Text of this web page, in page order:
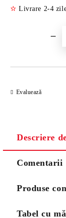
✫ Livrare 2-4
Evaluează
Descriere
Comentarii
Produse
Tabel cu